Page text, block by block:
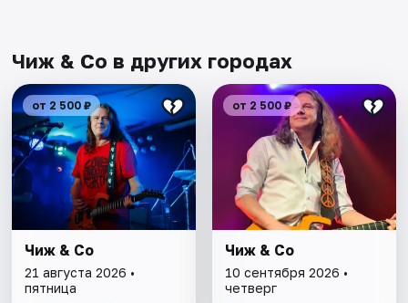
Чиж & Co в других городах
от 2 500 ₽
Чиж & Co
21 августа 2026 •
пятница
от 2 500 ₽
Чиж & Co
10 сентября 2026 •
четверг